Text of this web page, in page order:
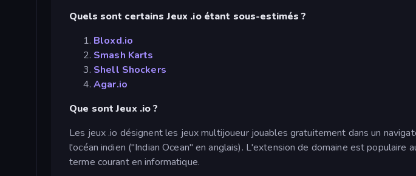
Quels sont certains Jeux .io étant sous-estimés ?
Bloxd.io
Smash Karts
Shell Shockers
Agar.io
Que sont Jeux .io ?
Les jeux .io désignent les jeux multijoueur jouables gratuitement dans un
l'océan indien ("Indian Ocean" en anglais). L'extension de domaine est
terme courant en informatique.